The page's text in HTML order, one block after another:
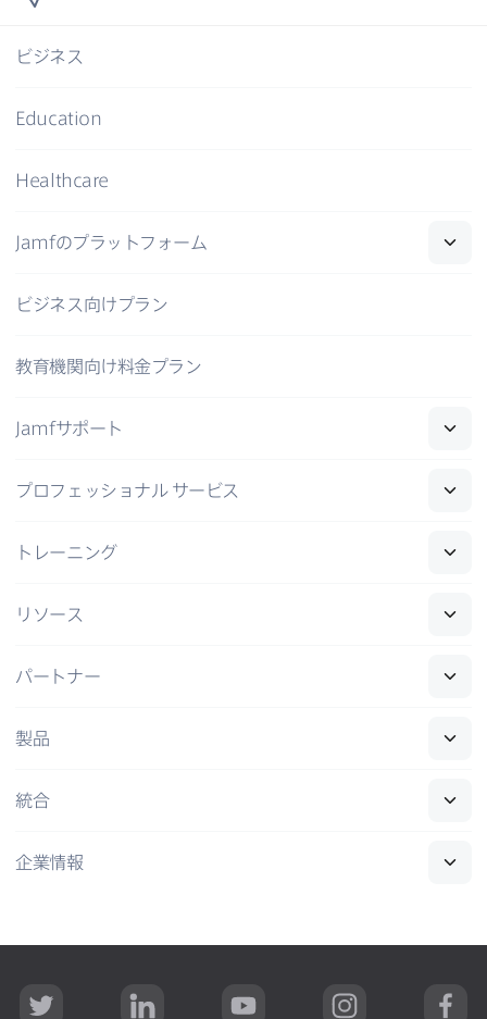
ビジネス
Education
Healthcare
Jamfの​プラットフォーム
ビジネス向けプラン
教育機関向け料金プラン
Jamfサポート
プロフェッショナル サービス
トレーニング
リソース
パートナー
製品
統合
企業情報
T L Y I F